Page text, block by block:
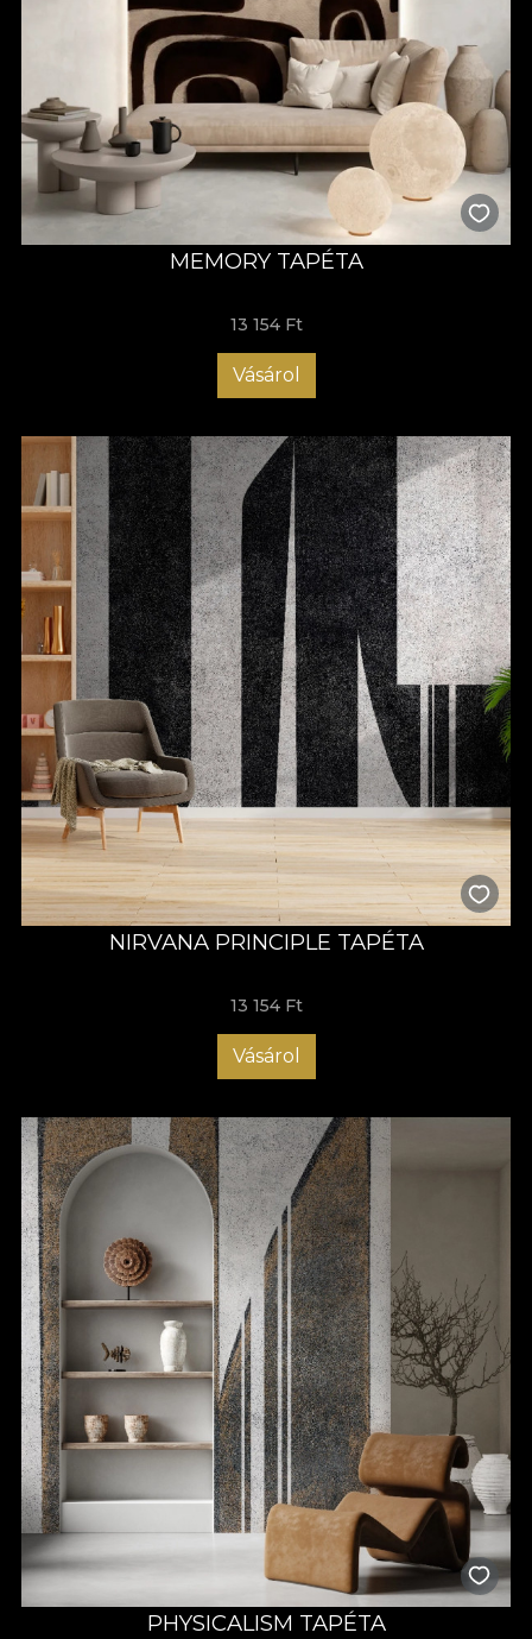
MEMORY TAPÉTA
13 154 Ft
Vásárol
NIRVANA PRINCIPLE TAPÉTA
13 154 Ft
Vásárol
PHYSICALISM TAPÉTA